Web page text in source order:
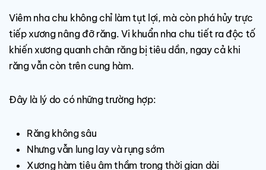
Viêm nha chu không chỉ làm tụt lợi, mà còn phá hủy trực
tiếp xương nâng đỡ răng. Vi khuẩn nha chu tiết ra độc tố
khiến xương quanh chân răng bị tiêu dần, ngay cả khi
răng vẫn còn trên cung hàm.
Đây là lý do có những trường hợp:
Răng không sâu
Nhưng vẫn lung lay và rụng sớm
Xương hàm tiêu âm thầm trong thời gian dài